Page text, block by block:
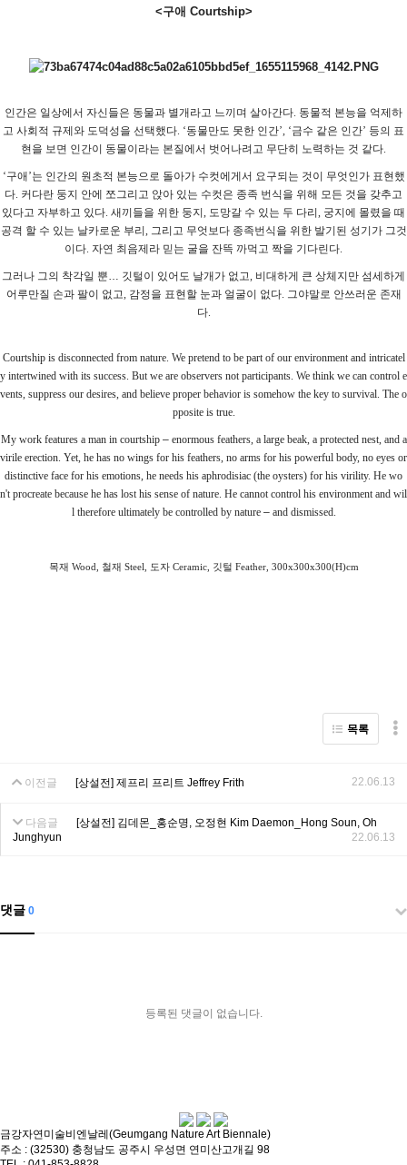
<구애 Courtship>
인간은 일상에서 자신들은 동물과 별개라고 느끼며 살아간다 동물적 본능을 억제하
고 사회적 규제와 도덕성을 선택했다 . ‘동물만도 못한 인간’, ‘금수 같은 인간’ 등의 표
현을 보면 인간이 동물이라는 본질에서 벗어나려고 무단히 노력하는 것 같다
‘구애’는 인간의 원초적 본능으로 돌아가 수컷에게서 요구되는 것이 무엇인가 표현했
다 커다란 둥지 안에 쪼그리고 앉아 있는 수컷은 종족 번식을 위해 모든 것을 갖추고
있다고 자부하고 있다 새끼들을 위한 둥지 도망갈 수 있는 두 다리 궁지에 몰렸을 때
공격 할 수 있는 날카로운 부리
그리고 무엇보다 종족번식을 위한 발기된 성기가 그것
이다 자연 최음제라 믿는 굴을 잔뜩 까먹고 짝을 기다린다
그러나 그의 착각일 뿐 깃털이 있어도 날개가 없고
비대하게 큰 상체지만 섬세하게
어루만질 손과 팔이 없고
감정을 표현할 눈과 얼굴이 없다. 그야말로 안쓰러운 존재
다.
Courtship is disconnected from nature. We pretend to be part of our environment and intricatel
y intertwined with its success. But we are observers not participants. We think we can control e
vents, suppress our desires, and believe proper behavior is somehow the key to survival. The o
pposite is true.
My work features a man in courtship – enormous feathers, a large beak, a protected nest, and a
virile erection. Yet, he has no wings for his feathers, no arms for his powerful body, no eyes or
distinctive face for his emotions, he needs his aphrodisiac (the oysters) for his virility. He wo
n't procreate because he has lost his sense of nature. He cannot control his environment and wil
l therefore ultimately be controlled by nature – and dismissed.
목재 Wood, 철재 Steel, 도자 Ceramic, 깃털 Feather, 300x300x300(H)cm
목록
이전글 [상설전] 제프리 프리트 Jeffrey Frith 22.06.13
다음글
[상설전] 김데몬_홍순명, 오정현 Kim Daemon_Hong Soun, Oh
Junghyun
22.06.13
댓글 0
등록된 댓글이 없습니다.
금강자연미술비엔날레(Geumgang Nature Art Biennale)
주소 : (32530) 충청남도 공주시 우성면 연미산고개길 98